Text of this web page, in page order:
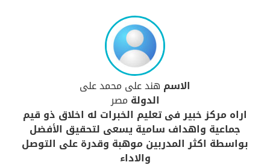
الاسم هند على محمد على
الدولة مصر
اراه مركز خبير فى تعليم الخبرات له اخلاق ذو قيم
جماعية واهداف سامية يسعى لتحقيق الأفضل
بواسطة اكثر المدربين موهبة وقدرة على التوصل
والاداء